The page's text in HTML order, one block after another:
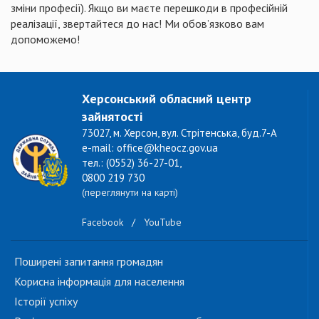
зміни професії). Якщо ви маєте перешкоди в професійній
реалізації, звертайтеся до нас! Ми обов’язково вам
допоможемо!
Херсонський обласний центр
зайнятості
73027, м. Херсон, вул. Стрітенська, буд.7-А
e-mail: office@kheocz.gov.ua
тел.: (0552) 36-27-01,
0800 219 730
(переглянути на карті)
Facebook / YouTube
Поширені запитання громадян
Корисна інформація для населення
Історії успіху